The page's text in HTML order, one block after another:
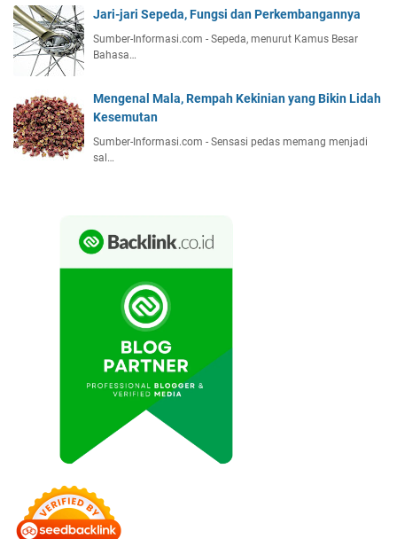
Jari-jari Sepeda, Fungsi dan Perkembangannya
Sumber-Informasi.com - Sepeda, menurut Kamus Besar
Bahasa…
Mengenal Mala, Rempah Kekinian yang Bikin Lidah
Kesemutan
Sumber-Informasi.com - Sensasi pedas memang menjadi
sal…